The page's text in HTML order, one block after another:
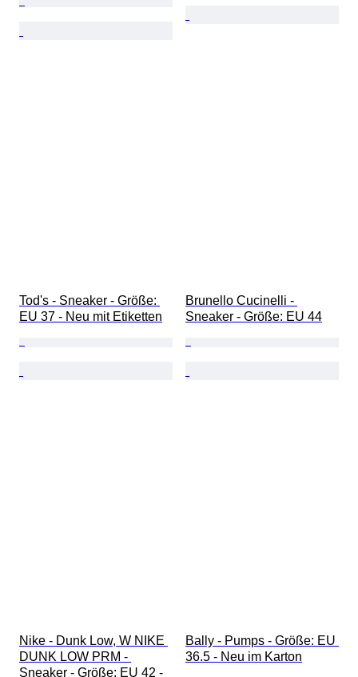
Tod's - Sneaker - Größe:
EU 37 - Neu mit Etiketten
Brunello Cucinelli -
Sneaker - Größe: EU 44
Nike - Dunk Low, W NIKE
DUNK LOW PRM -
Sneaker - Größe: EU 42 -
Bally - Pumps - Größe: EU
36.5 - Neu im Karton